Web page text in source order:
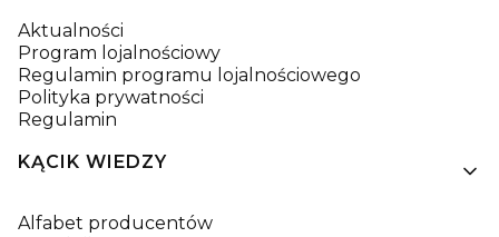
Aktualności
Program lojalnościowy
Regulamin programu lojalnościowego
Polityka prywatności
Regulamin
KĄCIK WIEDZY
Alfabet producentów